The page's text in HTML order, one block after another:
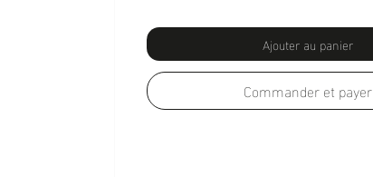
Ajouter au panier
Commander et payer